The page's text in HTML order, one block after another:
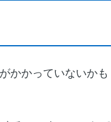
かかっていないかも